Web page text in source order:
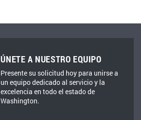
ÚNETE A NUESTRO EQUIPO
Presente su solicitud hoy para unirse a
un equipo dedicado al servicio y la
excelencia en todo el estado de
Washington.